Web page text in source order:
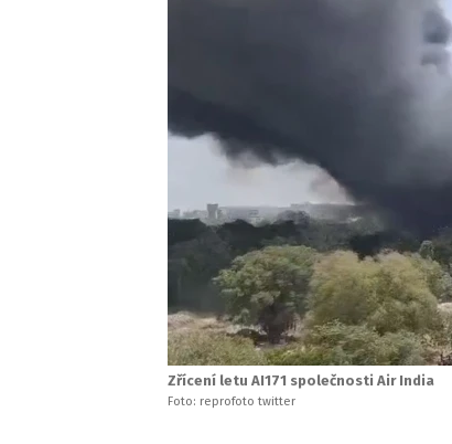
Zřícení letu AI171 společnosti Air India
Foto: reprofoto twitter